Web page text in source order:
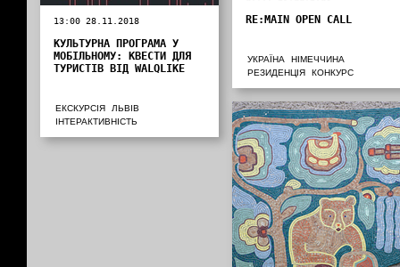
RE:MAIN OPEN CALL
УКРАЇНА
НІМЕЧЧИНА
РЕЗИДЕНЦІЯ
КОНКУРС
13:00 28.11.2018
КУЛЬТУРНА ПРОГРАМА У
МОБІЛЬНОМУ: КВЕСТИ ДЛЯ
ТУРИСТІВ ВІД WALQLIKE
ЕКСКУРСІЯ
ЛЬВІВ
ІНТЕРАКТИВНІСТЬ